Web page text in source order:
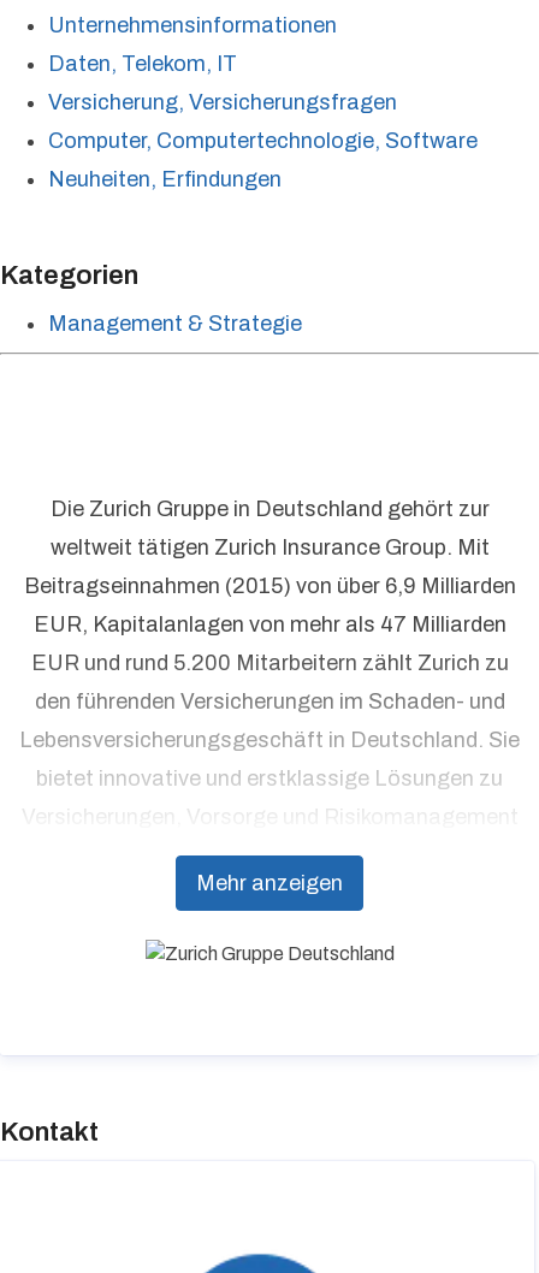
Unternehmensinformationen
Daten, Telekom, IT
Versicherung, Versicherungsfragen
Computer, Computertechnologie, Software
Neuheiten, Erfindungen
Kategorien
Management & Strategie
Die Zurich Gruppe in Deutschland gehört zur
weltweit tätigen Zurich Insurance Group. Mit
Beitragseinnahmen (2015) von über 6,9 Milliarden
EUR, Kapitalanlagen von mehr als 47 Milliarden
EUR und rund 5.200 Mitarbeitern zählt Zurich zu
den führenden Versicherungen im Schaden- und
Lebensversicherungsgeschäft in Deutschland. Sie
bietet innovative und erstklassige Lösungen zu
Versicherungen, Vorsorge und Risikomanagement
aus einer Hand. Individuelle Kundenorientierung
und hohe Beratungsqualität stehen dabei an
Mehr anzeigen
Kontakt